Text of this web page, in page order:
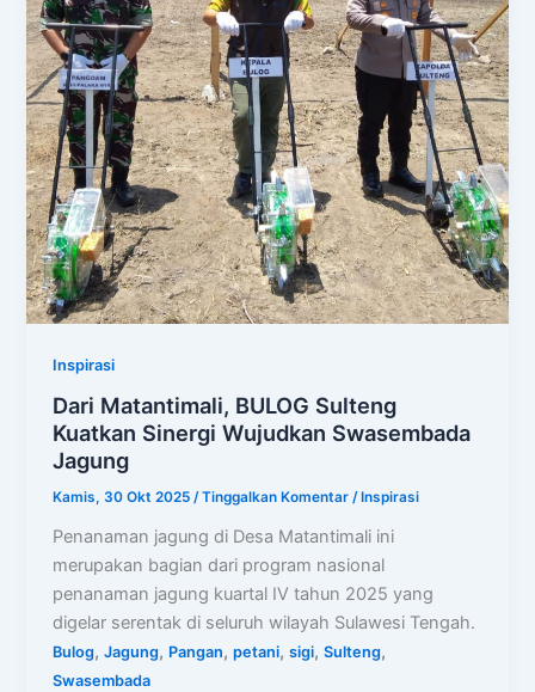
Inspirasi
Dari Matantimali, BULOG Sulteng
Kuatkan Sinergi Wujudkan Swasembada
Jagung
Kamis, 30 Okt 2025/Tinggalkan Komentar / Inspirasi
Penanaman jagung di Desa Matantimali ini
merupakan bagian dari program nasional
penanaman jagung kuartal IV tahun 2025 yang
digelar serentak di seluruh wilayah Sulawesi Tengah.
Bulog,Jagung, Pangan,petani,sigi,Sulteng,
Swasembada